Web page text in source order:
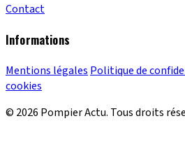
Contact
Informations
Mentions légalesPolitique de
cookies
© 2026 Pompier Actu. Tous droits